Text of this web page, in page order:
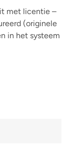
met licentie –
(originele
in het systeem